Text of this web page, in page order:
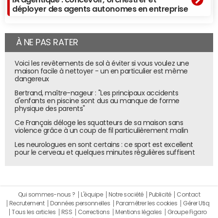
leur consommation. Il s'agit de notre contrat Effifuel, qui
de consommation du carburant des poids lourds. Quant à
notre offre Effitrailer, elle permet au transporteur de
remorques, s'ils sont à l'arrêt, etc. Nous pouvons aussi
former les conducteurs à l'éco-conduite, car Sascar peut
savoir comment a conduit le conducteur pendant sa
tournée.
"Nous nous engageons contractuellement auprès des
flottes sur une baisse de leur consommation"
Ce mouvement vers les services n'est d'ailleurs pas neuf.
permettent d'aller beaucoup plus loin, d'être très rapide
et de gérer les choses en très grand nombre. Et pour
déployer des agents autonomes en entreprise
À NE PAS RATER
Voici les revêtements de sol à éviter si vous voulez une
maison facile à nettoyer - un en particulier est même
dangereux
Bertrand, maître-nageur : "Les principaux accidents
d'enfants en piscine sont dus au manque de forme
physique des parents"
Ce Français déloge les squatteurs de sa maison sans
violence grâce à un coup de fil particulièrement malin
Les neurologues en sont certains : ce sport est excellent
pour le cerveau et quelques minutes régulières suffisent
Qui sommes-nous ? L'équipe Notre société Publicité
Contact
Recrutement
Données personnelles Paramétrer les cookies
Gérer Utiq
Tous les articles
RSS Corrections Mentions légales Groupe Figaro